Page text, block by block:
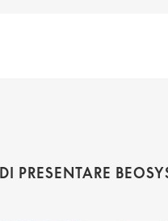
PRESENTARE